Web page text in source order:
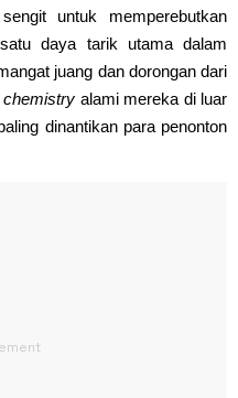
untuk memperebutkan
daya tarik utama dalam
juang dan dorongan dari
chemistry alami mereka di luar
dinantikan para penonton